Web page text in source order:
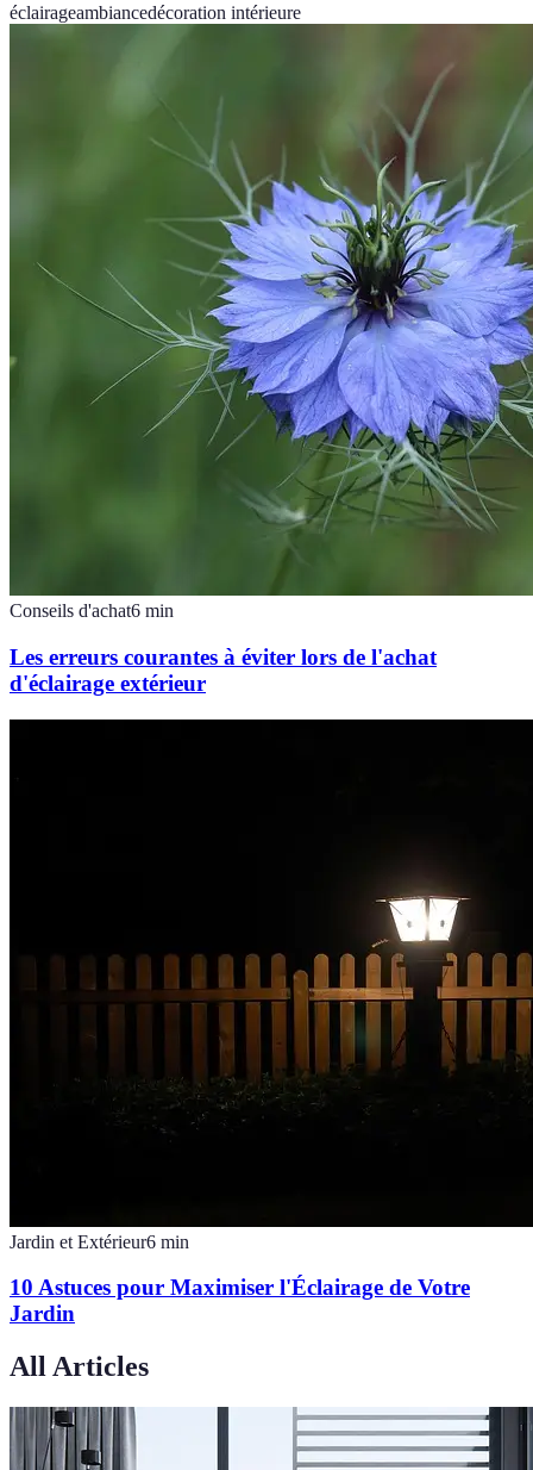
éclairageambiancedécoration intérieure
Conseils d'achat6 min
Les erreurs courantes à éviter lors de l'achat
d'éclairage extérieur
Jardin et Extérieur6 min
10 Astuces pour Maximiser l'Éclairage de Votre
Jardin
All Articles